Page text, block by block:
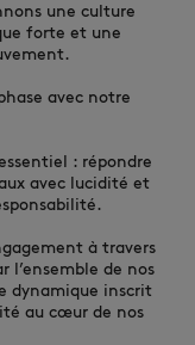
LAST CHANCE
une culture
forte et une
avec notre
: répondre
avec lucidité et
à travers
l’ensemble de nos
dynamique inscrit
au cœur de nos